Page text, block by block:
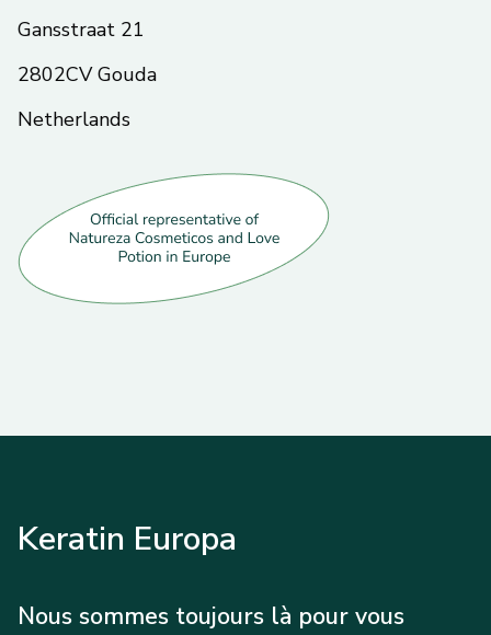
Gansstraat 21
2802CV Gouda
Netherlands
Keratin Europa
Nous sommes toujours là pour vous